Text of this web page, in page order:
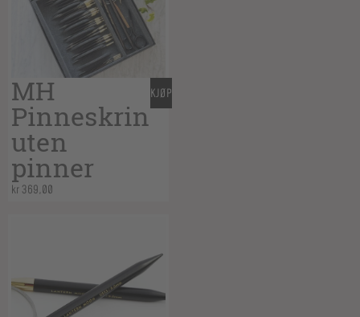
MH
Pinneskrin
uten
pinner
kr369,00
KJØP